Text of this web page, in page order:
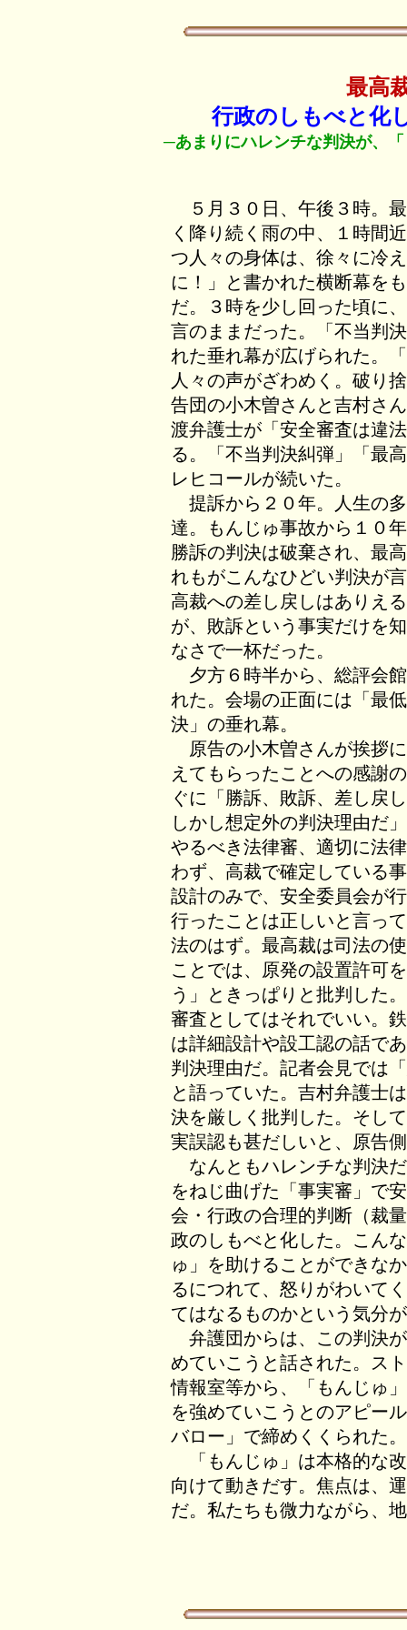
最高
行政のしもべと化
─あまりにハレンチな判決が、
５月３０日、午後３時。
く降り続く雨の中、１時間
つ人々の身体は、徐々に冷
に！」と書かれた横断幕を
だ。３時を少し回った頃に
言のままだった。「不当判
れた垂れ幕が広げられた。
人々の声がざわめく。破り
告団の小木曽さんと吉村さ
渡弁護士が「安全審査は違
る。「不当判決糾弾」「最
レヒコールが続いた。
提訴から２０年。人生の
達。もんじゅ事故から１０
勝訴の判決は破棄され、最
れもがこんなひどい判決が
高裁への差し戻しはありえ
が、敗訴という事実だけを
なさで一杯だった。
夕方６時半から、総評会
れた。会場の正面には「最
決」の垂れ幕。
原告の小木曽さんが挨拶
えてもらったことへの感謝
ぐに「勝訴、敗訴、差し戻
しかし想定外の判決理由だ
やるべき法律審、適切に法
わず、高裁で確定している
設計のみで、安全委員会が
行ったことは正しいと言っ
法のはず。最高裁は司法の
ことでは、原発の設置許可
う」ときっぱりと批判した
審査としてはそれでいい。
は詳細設計や設工認の話で
判決理由だ。記者会見では
と語っていた。吉村弁護士
決を厳しく批判した。そし
実誤認も甚だしいと、原告
なんともハレンチな判決
をねじ曲げた「事実審」で
会・行政の合理的判断（裁
政のしもべと化した。こん
ゅ」を助けることができな
るにつれて、怒りがわいて
てはなるものかという気分
弁護団からは、この判決
めていこうと話された。ス
情報室等から、「もんじゅ
を強めていこうとのアピー
バロー」で締めくくられた。
「もんじゅ」は本格的な
向けて動きだす。焦点は、
だ。私たちも微力ながら、